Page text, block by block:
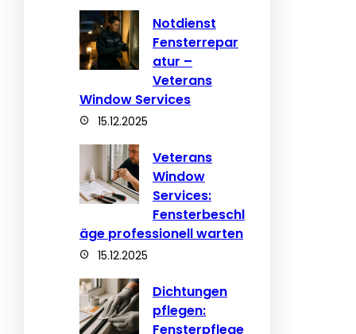
Notdienst
Fensterrepar
atur –
Veterans
Window Services
15.12.2025
Veterans
Window
Services:
Fensterbeschl
äge professionell warten
15.12.2025
Dichtungen
pflegen:
Fensterpflege